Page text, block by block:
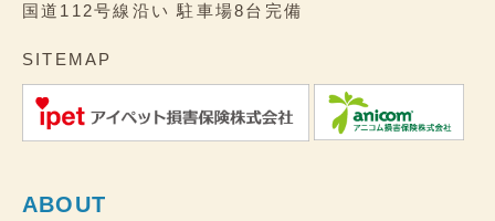
国道112号線沿い 駐車場8台完備
SITEMAP
ABOUT